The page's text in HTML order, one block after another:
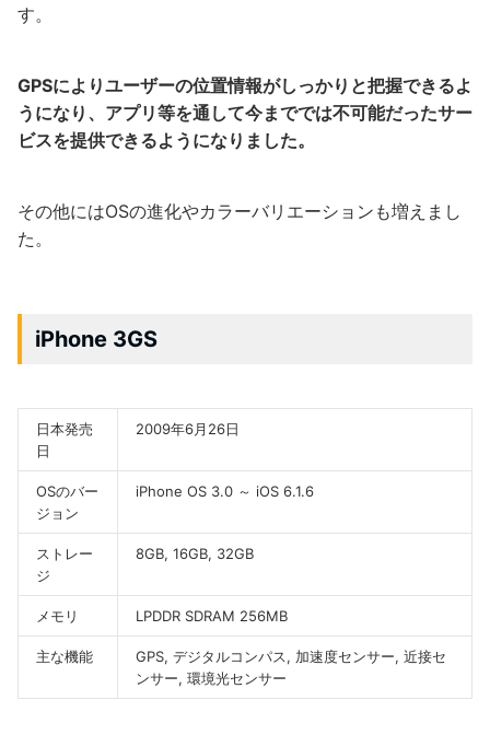
す。
GPSによりユーザーの位置情報がしっかりと把握できるよ
うになり、アプリ等を通して今まででは不可能だったサー
ビスを提供できるようになりました。
その他にはOSの進化やカラーバリエーションも増えまし
た。
iPhone 3GS
日本発売
日
2009年6月26日
OSのバー
ジョン
iPhone OS 3.0 ～ iOS 6.1.6
ストレー
ジ
8GB, 16GB, 32GB
メモリ LPDDR SDRAM 256MB
主な機能
GPS, デジタルコンパス, 加速度センサー, 近接セ
ンサー, 環境光センサー